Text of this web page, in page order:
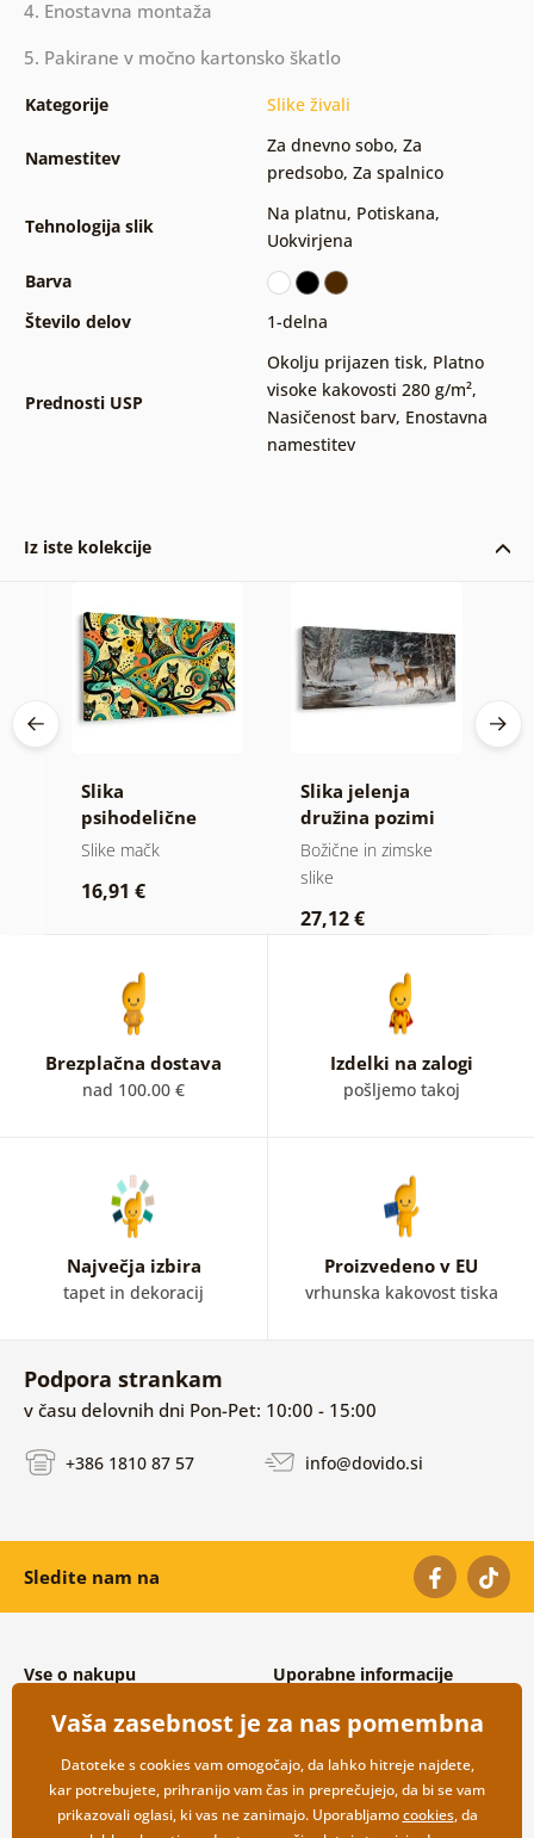
4. Enostavna montaža
5. Pakirane v močno kartonsko škatlo
Kategorije Slike živali
Namestitev
Za dnevno sobo, Za
predsobo, Za spalnico
Tehnologija slik
Na platnu, Potiskana,
Uokvirjena
Barva
Število delov
1-delna
Prednosti USP
Okolju prijazen tisk, Platno
visoke kakovosti 280 g/m²,
Nasičenost barv, Enostavna
namestitev
Iz iste kolekcije
Slika
psihodelične
mačke
Slike mačk
16,91 €
Slika jelenja
družina pozimi
Božične in zimske
slike
27,12 €
Brezplačna dostava
nad 100.00 €
Izdelki na zalogi
pošljemo takoj
Največja izbira
tapet in dekoracij
Proizvedeno v EU
vrhunska kakovost tiska
Podpora strankam
v času delovnih dni Pon-Pet: 10:00 - 15:00
+386 1810 87 57 info@dovido.si
Sledite nam na
Vse o nakupu
Splošni in reklamacijski pogoji
Varovanje osebnih podatkov
Možnosti dostave in plačila
Vračilo blaga
Uporabne informacije
Pogosto zastavljena vprašanja
Kontakti
Veleprodaja
Vaša zasebnost je za nas pomembna
Datoteke s cookies vam omogočajo, da lahko hitreje najdete,
kar potrebujete, prihranijo vam čas in preprečujejo, da bi se vam
prikazovali oglasi, ki vas ne zanimajo. Uporabljamocookies, da